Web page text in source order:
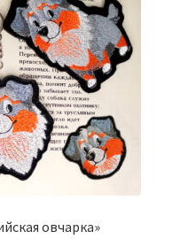
овчарка»